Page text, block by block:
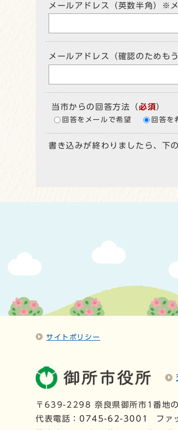
メールアドレス（英数半角）※
メールアドレス（確認のためも
当市からの回答方法 （必須）
回答をメールで希望 回答を
書き込みが終わりましたら、下
サイトポリシー
〒639-2298 奈良県御所市1番地
代表電話： 0745-62-3001
フ